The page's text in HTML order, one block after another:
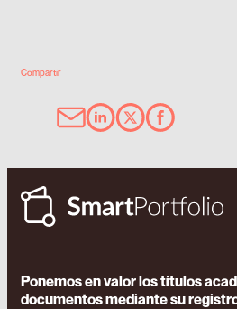
Compartir
Ponemos en valor los títulos
documentos mediante su